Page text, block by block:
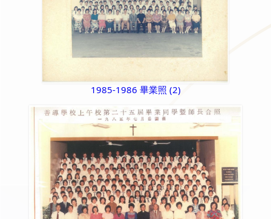
1985-1986 畢業照 (2)